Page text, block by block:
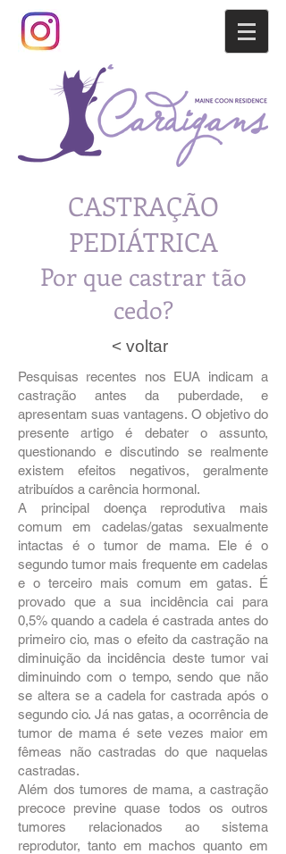
CASTRAÇÃO
PEDIÁTRICA
Por que castrar tão
cedo?
< voltar
Pesquisas recentes nos EUA indicam a
castração antes da puberdade, e
apresentam suas vantagens. O objetivo do
presente artigo é debater o assunto,
questionando e discutindo se realmente
existem efeitos negativos, geralmente
atribuídos a carência hormonal.
A principal doença reprodutiva mais
comum em cadelas/gatas sexualmente
intactas é o tumor de mama. Ele é o
segundo tumor mais frequente em cadelas
e o terceiro mais comum em gatas. É
provado que a sua incidência cai para
0,5% quando a cadela é castrada antes do
primeiro cio, mas o efeito da castração na
diminuição da incidência deste tumor vai
diminuindo com o tempo, sendo que não
se altera se a cadela for castrada após o
segundo cio. Já nas gatas, a ocorrência de
tumor de mama é sete vezes maior em
fêmeas não castradas do que naquelas
castradas.
Além dos tumores de mama, a castração
precoce previne quase todos os outros
tumores relacionados ao sistema
reprodutor, tanto em machos quanto em